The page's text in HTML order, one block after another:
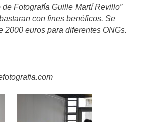
Fotografía Guille Martí Revillo”
con fines benéficos. Se
2000 euros para diferentes ONGs.